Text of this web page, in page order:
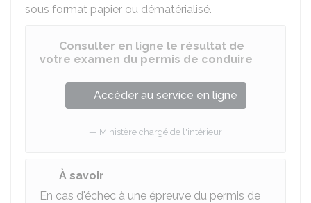
sous format papier ou dématérialisé.
Consulter en ligne le résultat de
votre examen du permis de conduire
Accéder au service en ligne
Ministère chargé de l'intérieur
À savoir
En cas d'échec à une épreuve du permis de